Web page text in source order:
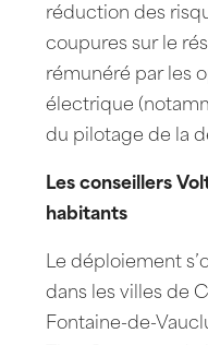
réduction des
coupures sur le
rémunéré par les
électrique
du pilotage de la
Les conseillers
habitants
Le déploiement
dans les villes de
Fontaine-de-